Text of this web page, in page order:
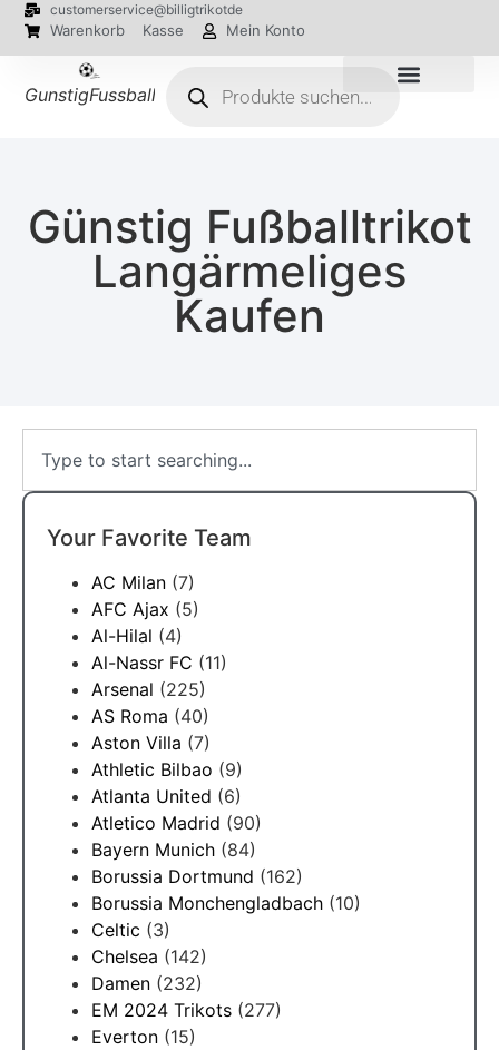
customerservice@billigtrikotde
Warenkorb Kasse Mein Konto
GunstigFussballTrikot
Günstig Fußballtrikot
Langärmeliges
Kaufen
Your Favorite Team
AC Milan (7)
AFC Ajax (5)
Al-Hilal (4)
Al-Nassr FC (11)
Arsenal (225)
AS Roma (40)
Aston Villa (7)
Athletic Bilbao (9)
Atlanta United (6)
Atletico Madrid (90)
Bayern Munich (84)
Borussia Dortmund (162)
Borussia Monchengladbach (10)
Celtic (3)
Chelsea (142)
Damen (232)
EM 2024 Trikots (277)
Everton (15)